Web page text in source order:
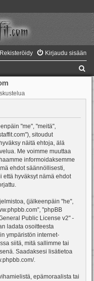
Kirjaudu sisään
Rekisteröidy
"me", "meitä",
sitoudut
näitä ehtoja, älä
Me voimme muuttaa
informoidaksemme
ehdot säännöllisesti,
että hyväksyt nämä ehdot
(jälkeenpäin "he",
"phpBB
Public License v2" -
ladata osoitteesta
ympäristön internet-
siitä, mitä sallimme tai
Saadaksesi lisätietoa
.
epämoraalista tai